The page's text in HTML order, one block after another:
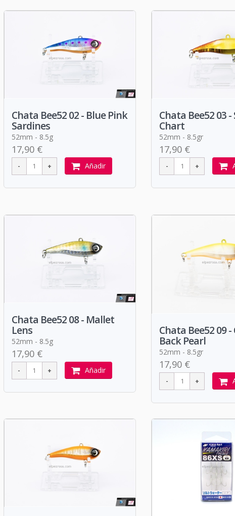
Chata Bee52 02 - Blue Pink
Sardines
52mm - 8.5g
17,90 €
Añadir
Chata Bee52 03
Chart
52mm - 8.5gr
17,90 €
Chata Bee52 08 - Mallet
Lens
52mm - 8.5g
17,90 €
Añadir
Chata Bee52 09
Back Pearl
52mm - 8.5gr
17,90 €